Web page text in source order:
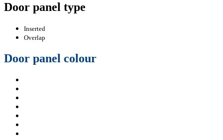
Door panel type
Inserted
Overlap
Door panel colour